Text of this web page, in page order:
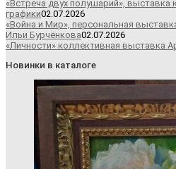
«Встреча двух полушарий», выставка
графики02.07.2026
«Война и Мир», персональная
Ильи Бурчёнкова02.07.2026
«Личности» коллективная выставка
Новинки в каталоге